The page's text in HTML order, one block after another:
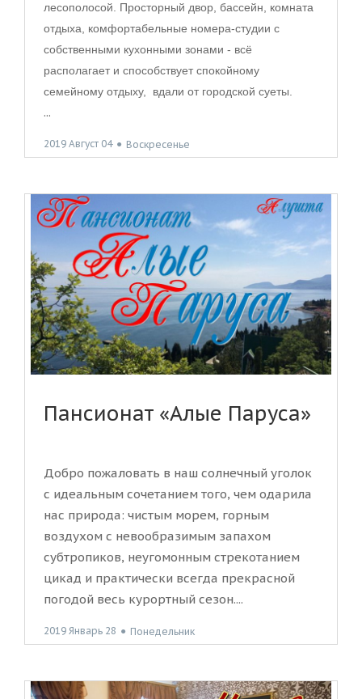
лесополосой. Просторный двор, бассейн, комната
отдыха, комфортабельные номера-студии с
собственными кухонными зонами - всё
располагает и способствует спокойному
семейному отдыху, вдали от городской суеты.
...
2019 Август 04 ● Воскресенье
Пансионат «Алые Паруса»
Добро пожаловать в наш солнечный уголок
с идеальным сочетанием того, чем одарила
нас природа: чистым морем, горным
воздухом с невообразимым запахом
субтропиков, неугомонным стрекотанием
цикад и практически всегда прекрасной
погодой весь курортный сезон....
2019 Январь 28 ● Понедельник